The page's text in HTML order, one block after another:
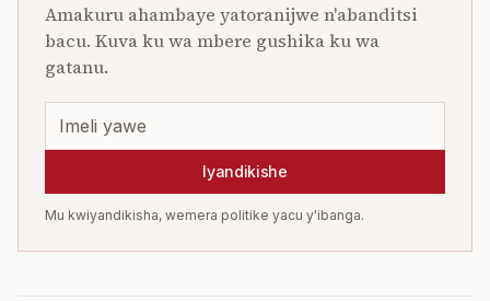
Amakuru ahambaye yatoranijwe n'abanditsi
bacu. Kuva ku wa mbere gushika ku wa
gatanu.
Iyandikishe
Mu kwiyandikisha, wemera politike yacu y'ibanga.